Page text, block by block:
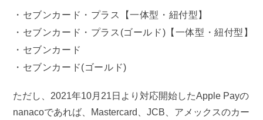
セブンカード・プラス【一体型・紐付型】
セブンカード・プラス(ゴールド)【一体型・紐付型】
セブンカード
セブンカード(ゴールド)
ただし、2021年10月21日より対応開始したApple Payの
nanacoであれば、Mastercard、JCB、アメックスのカー